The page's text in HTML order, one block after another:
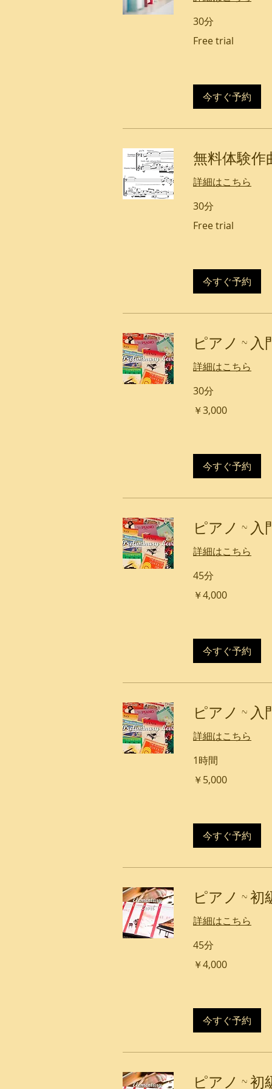
30分
trial
Free trial
今すぐ予約
無料体験作
詳細はこちら
30分
trial
Free trial
今すぐ予約
ピアノ ~
詳細はこちら
30分
円
￥3,000
今すぐ予約
ピアノ ~
詳細はこちら
45分
円
￥4,000
今すぐ予約
ピアノ ~
詳細はこちら
1時間
円
￥5,000
今すぐ予約
ピアノ ~
詳細はこちら
45分
円
￥4,000
今すぐ予約
ピアノ ~